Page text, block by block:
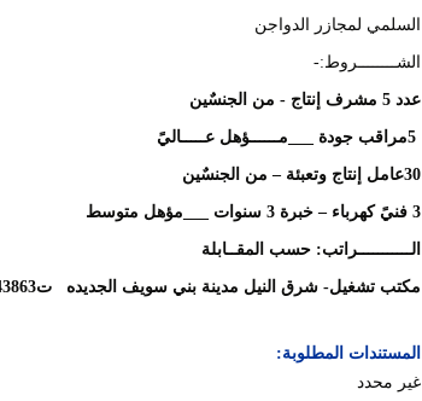
السلمي لمجازر الدواجن
الشــــــــروط:-
عدد 5 مشرف إنتاج - من الجنسٌين
5مراقب جودة ___ مــــــؤهل عـــــاليً
30عامل إنتاج وتعبئة – من الجنسٌين
3 فنيً كهرباء – خبرة 3 سنوات ___ مؤهل متوسط
الـــــــــــراتب: حسب المقــابلة
مكتب تشغيل- شرق النيل مدينة بني سويف الجديده ت2243863
المستندات المطلوبة:
غير محدد